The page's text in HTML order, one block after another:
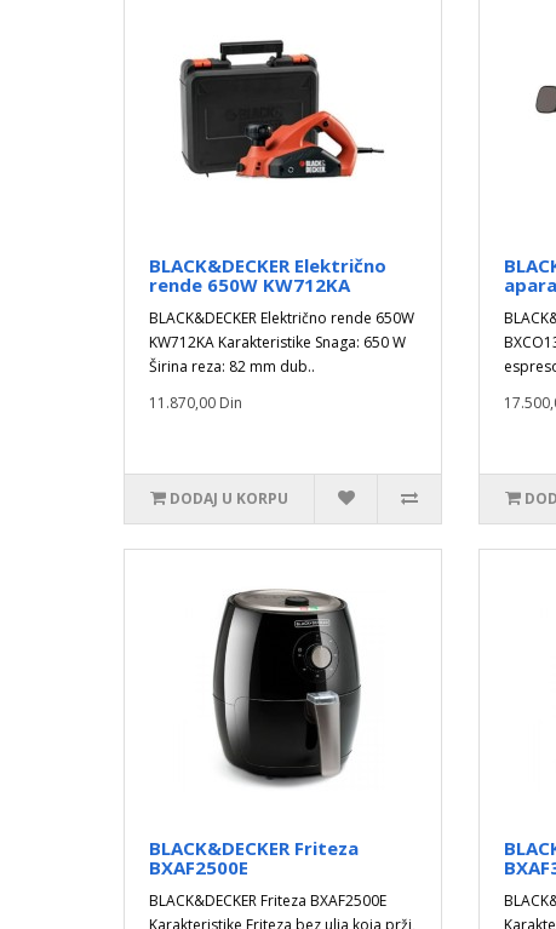
BLACK&DECKER Električno
rende 650W KW712KA
BLACK&DECKER Električno rende 650W
KW712KA Karakteristike Snaga: 650 W
Širina reza: 82 mm dub..
11.870,00 Din
DODAJ U KORPU
BLACK&DECKER Friteza
BXAF2500E
BLACK&DECKER Friteza BXAF2500E
Karakteristike Friteza bez ulja koja prži,